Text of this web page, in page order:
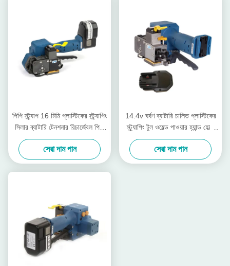
পিপি স্ট্র্যাপ 16 মিমি প্লাস্টিকের স্ট্র্যাপিং
সিলার ব্যাটারি টেনশনার রিচার্জেবল পিপি
স্ট্র্যাপ প্যাকিং মেশিন
সেরা দাম পান
14.4v ঘর্ষণ ব্যাটারি চালিত প্লাস্টিকের
স্ট্র্যাপিং টুল ওয়েল্ড পাওয়ার হ্যান্ড হোল্ড
স্ট্র্যাপিং টুল
সেরা দাম পান